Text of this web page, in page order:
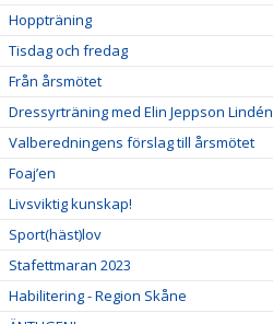
Hoppträning
Tisdag och fredag
Från årsmötet
Dressyrträning med Elin Jeppson Lindén
Valberedningens förslag till årsmötet
Foaj’en
Livsviktig kunskap!
Sport(häst)lov
Stafettmaran 2023
Habilitering - Region Skåne